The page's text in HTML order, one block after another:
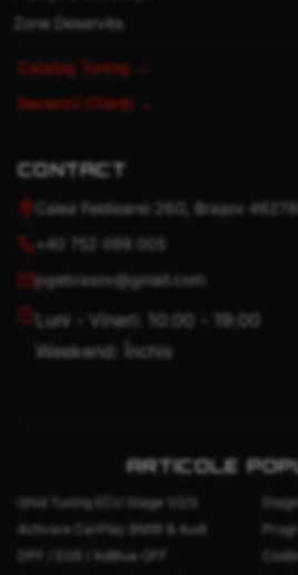
Zone Deservite
Catalog Tuning →
Recenzii Clienți →
CONTACT
Calea Feldioarei 26G, Brașov 462780
+40 752 099 005
pgebrasov@gmail.com
Luni - Vineri: 10:00 - 19:00
Weekend: Închis
ARTICOLE
Ghid Tuning ECU Stage 1/2/3
Activare CarPlay BMW & Audi
DPF / EGR / AdBlue OFF